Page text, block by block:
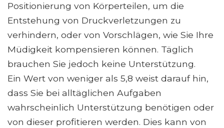
Positionierung von Körperteilen, um die
Entstehung von Druckverletzungen zu
verhindern, oder von Vorschlägen, wie Sie Ihre
Müdigkeit kompensieren können. Täglich
brauchen Sie jedoch keine Unterstützung.
Ein Wert von weniger als 5,8 weist darauf hin,
dass Sie bei alltäglichen Aufgaben
wahrscheinlich Unterstützung benötigen oder
von dieser profitieren werden. Dies kann von